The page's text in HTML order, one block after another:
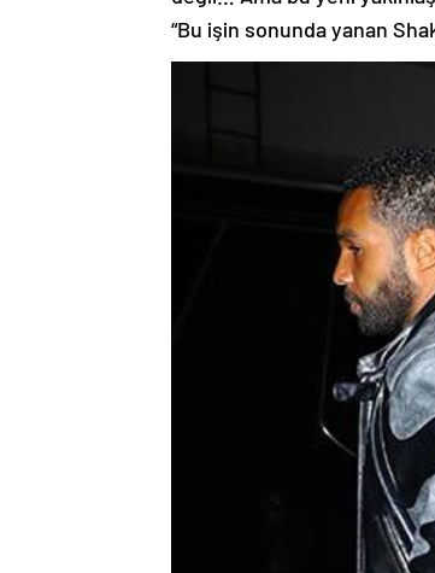
“Bu işin sonunda yanan